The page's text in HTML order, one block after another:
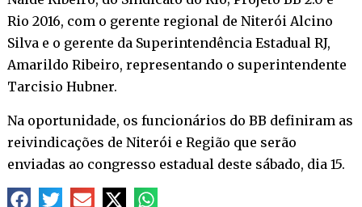
Rio 2016, com o gerente regional de Niterói Alcino
Silva e o gerente da Superintendência Estadual RJ,
Amarildo Ribeiro, representando o superintendente
Tarcisio Hubner.
Na oportunidade, os funcionários do BB definiram as
reivindicações de Niterói e Região que serão
enviadas ao congresso estadual deste sábado, dia 15.